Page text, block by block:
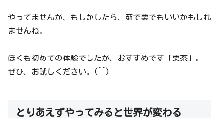
やってませんが、もしかしたら、茹で栗でもいいかもしれ
ませんね。
ぼくも初めての体験でしたが、おすすめです「栗茶」。
ぜひ、お試しください。(^^)
とりあえずやってみると世界が変わる